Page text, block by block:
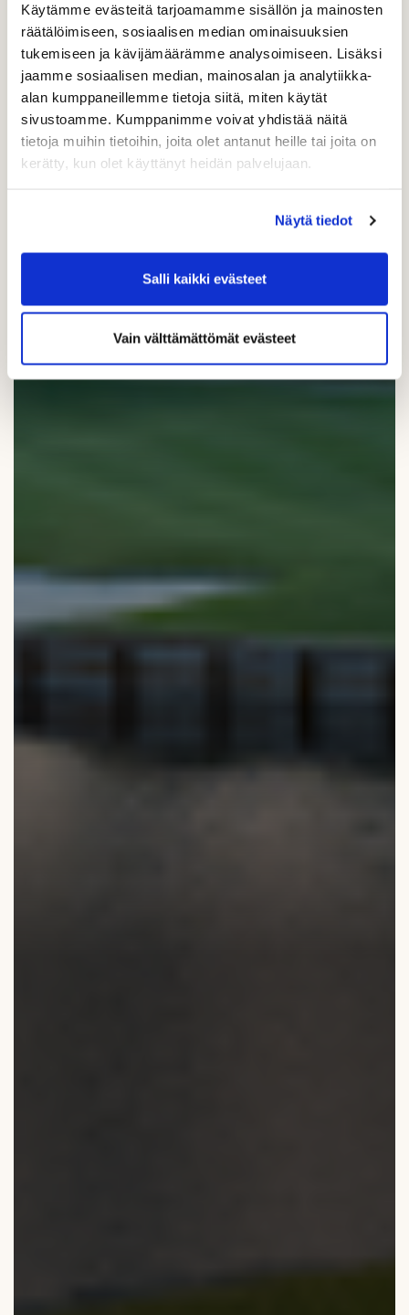
Käytämme evästeitä tarjoamamme sisällön ja mainosten
räätälöimiseen, sosiaalisen median ominaisuuksien
tukemiseen ja kävijämäärämme analysoimiseen. Lisäksi
jaamme sosiaalisen median, mainosalan ja analytiikka-
alan kumppaneillemme tietoja siitä, miten käytät
sivustoamme. Kumppanimme voivat yhdistää näitä
tietoja muihin tietoihin, joita olet antanut heille tai joita on
kerätty, kun olet käyttänyt heidän palvelujaan.
Näytä tiedot
Salli kaikki evästeet
Vain välttämättömät evästeet